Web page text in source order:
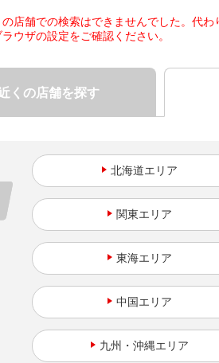
店舗での検索はできませんでした。代わ
ウザの設定をご確認ください。
くの店舗を探す
北海道
関東
東海
中国
九州・沖縄